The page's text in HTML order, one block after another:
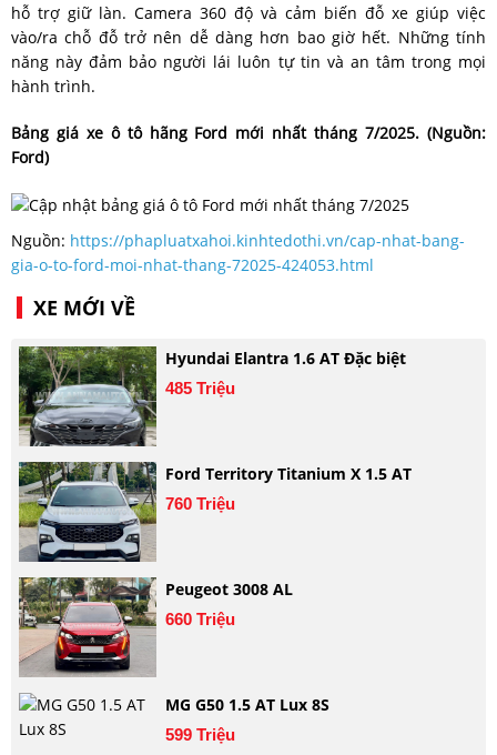
hỗ trợ giữ làn. Camera 360 độ và cảm biến đỗ xe giúp việc
vào/ra chỗ đỗ trở nên dễ dàng hơn bao giờ hết. Những tính
năng này đảm bảo người lái luôn tự tin và an tâm trong mọi
hành trình.
Bảng giá xe ô tôhãng Ford mới nhất tháng 7/2025. (Nguồn:
Ford)
Nguồn: https://phapluatxahoi.kinhtedothi.vn/cap-nhat-bang-
gia-o-to-ford-moi-nhat-thang-72025-424053.html
XE MỚI VỀ
Hyundai Elantra 1.6 AT Đặc biệt
485 Triệu
Ford Territory Titanium X 1.5 AT
760 Triệu
Peugeot 3008 AL
660 Triệu
MG G50 1.5 AT Lux 8S
599 Triệu